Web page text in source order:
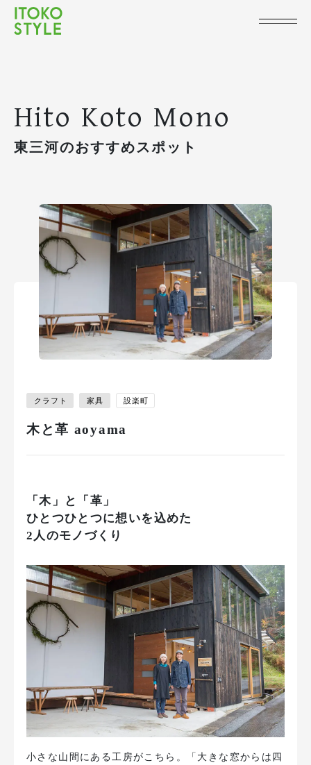
Hito Koto Mono
東三河のおすすめスポット
クラフト 家具 設楽町
木と革 aoyama
「木」と「革」
ひとつひとつに想いを込めた
2人のモノづくり
小さな山間にある工房がこちら。「大きな窓からは四